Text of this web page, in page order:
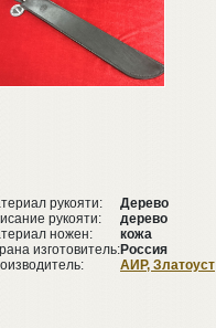
рукояти:
Дерево
рукояти:
дерево
ножен:
кожа
изготовитель:Россия
АИР, Златоуст